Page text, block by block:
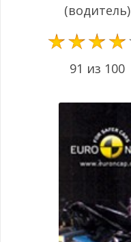
(водитель)
91 из 100